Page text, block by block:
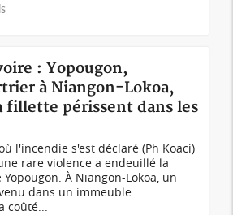
: Yopougon,
à Niangon-Lokoa,
fillette périssent dans les
l'incendie s'est déclaré (Ph Koaci)
rare violence a endeuillé la
À Niangon-Lokoa, un
dans un immeuble
coûté...